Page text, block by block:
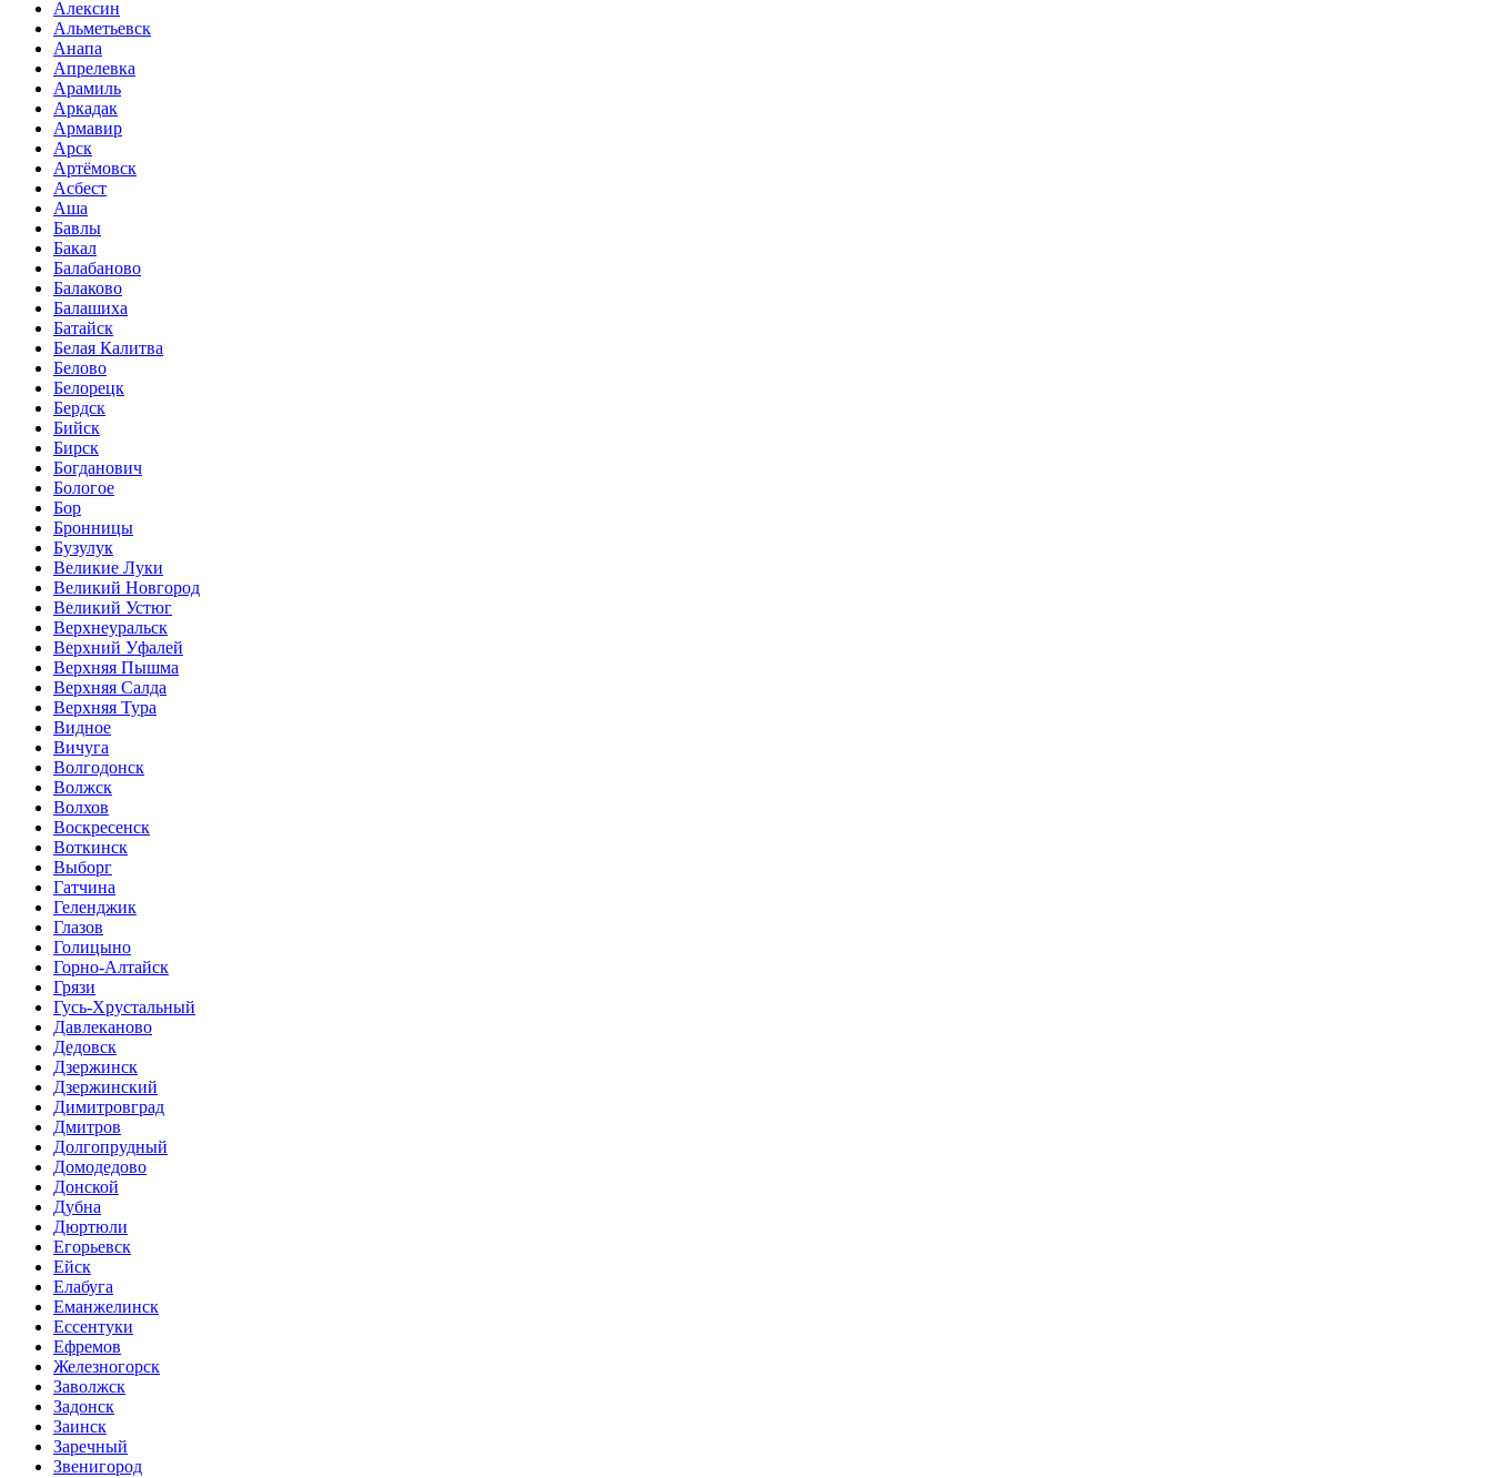
Алексин
Альметьевск
Анапа
Апрелевка
Арамиль
Аркадак
Армавир
Арск
Артёмовск
Асбест
Аша
Бавлы
Бакал
Балабаново
Балаково
Балашиха
Батайск
Белая Калитва
Белово
Белорецк
Бердск
Бийск
Бирск
Богданович
Бологое
Бор
Бронницы
Бузулук
Великие Луки
Великий Новгород
Великий Устюг
Верхнеуральск
Верхний Уфалей
Верхняя Пышма
Верхняя Салда
Верхняя Тура
Видное
Вичуга
Волгодонск
Волжск
Волхов
Воскресенск
Воткинск
Выборг
Гатчина
Геленджик
Глазов
Голицыно
Горно-Алтайск
Грязи
Гусь-Хрустальный
Давлеканово
Дедовск
Дзержинск
Дзержинский
Димитровград
Дмитров
Долгопрудный
Домодедово
Донской
Дубна
Дюртюли
Егорьевск
Ейск
Елабуга
Еманжелинск
Ессентуки
Ефремов
Железногорск
Заволжск
Задонск
Заинск
Заречный
Звенигород